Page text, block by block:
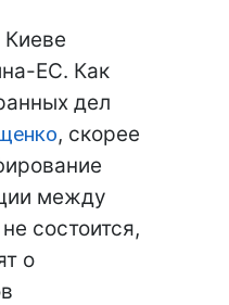
ЕС. Как
дел
, скорее
между
состоится,
о